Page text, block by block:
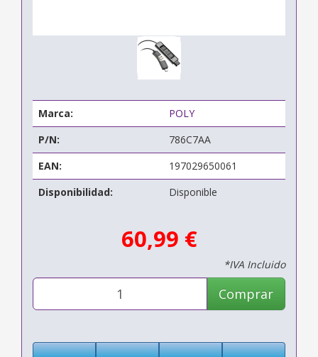
Marca:
POLY
P/N:
786C7AA
EAN:
197029650061
Disponibilidad:
Disponible
60,99 €
*IVA Incluido
Comprar